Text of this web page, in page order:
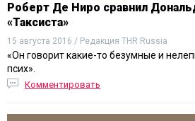
Роберт Де Ниро сравнил
«Таксиста»
15 августа 2016 / Редакция THR Russia
«Он говорит какие-то безумные и
псих».
Комментировать